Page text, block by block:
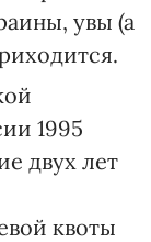
увы (а
1995
двух лет
квоты